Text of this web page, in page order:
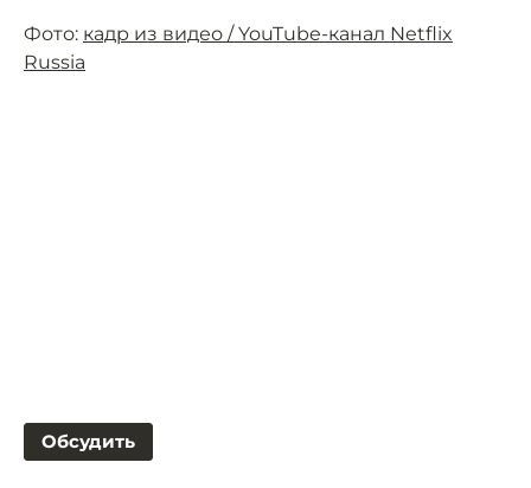
Фото: кадр из видео / YouTube-канал Netflix
Russia
Обсудить